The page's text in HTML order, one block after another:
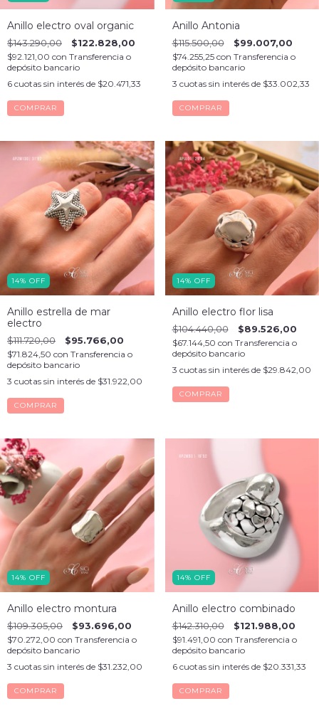
Anillo electro oval organic
$143.290,00 $122.828,00
$92.121,00 con Transferencia o
depósito bancario
6 cuotas sin interés de $20.471,33
COMPRAR
Anillo Antonia
$115.500,00 $99.007,00
$74.255,25 con Transferencia o
depósito bancario
3 cuotas sin interés de $33.002,33
COMPRAR
14% OFF
Anillo estrella de mar
electro
$111.720,00 $95.766,00
$71.824,50 con Transferencia o
depósito bancario
3 cuotas sin interés de $31.922,00
COMPRAR
14% OFF
Anillo electro flor lisa
$104.440,00 $89.526,00
$67.144,50 con Transferencia o
depósito bancario
3 cuotas sin interés de $29.842,00
COMPRAR
14% OFF
Anillo electro montura
$109.305,00 $93.696,00
$70.272,00 con Transferencia o
depósito bancario
3 cuotas sin interés de $31.232,00
COMPRAR
14% OFF
Anillo electro combinado
$142.310,00 $121.988,00
$91.491,00 con Transferencia o
depósito bancario
6 cuotas sin interés de $20.331,33
COMPRAR